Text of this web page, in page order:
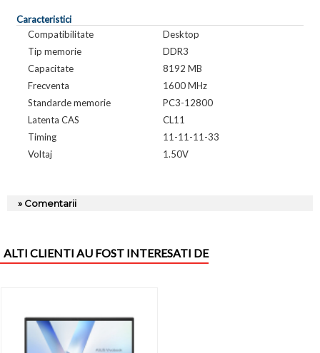
Caracteristici
Compatibilitate
Desktop
Tip memorie
DDR3
Capacitate
8192 MB
Frecventa
1600 MHz
Standarde memorie
PC3-12800
Latenta CAS
CL11
Timing
11-11-11-33
Voltaj
1.50V
» Comentarii
ALTI CLIENTI AU FOST INTERESATI DE